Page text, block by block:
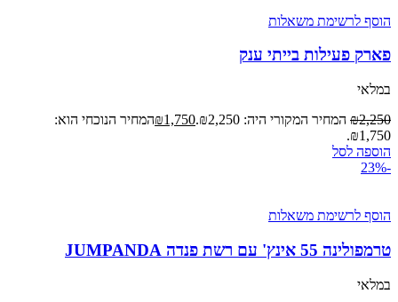
הוסף לרשימת משאלות
פארק פעילות בייתי ענק
במלאי
₪2,250 המחיר המקורי היה: ₪2,250. ₪1,750
המחיר הנוכחי הוא:
₪1,750.
הוספה לסל
-23%
הוסף לרשימת משאלות
טרמפולינה 55 אינץ' עם רשת פנדה JUMPANDA
במלאי